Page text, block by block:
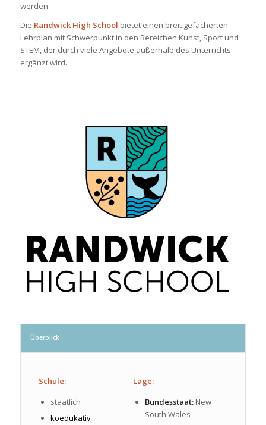
werden.
Die Randwick High School bietet einen breit gefächerten
Lehrplan mit Schwerpunkt in den Bereichen Kunst, Sport und
STEM, der durch viele Angebote außerhalb des Unterrichts
ergänzt wird.
Überblick
Schule:
staatlich
koedukativ
Lage:
Bundesstaat: New
South Wales